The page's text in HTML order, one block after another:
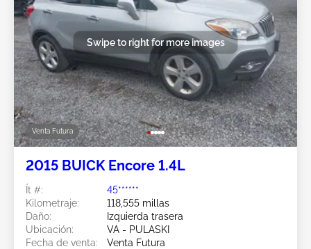
Venta Futura
Swipe to right for more images
2015 BUICK Encore 1.4L
Ít #:
45******
Kilometraje:
118,555 millas
Daño:
Izquierda trasera
Ubicación:
VA - PULASKI
Fecha de venta:
Venta Futura